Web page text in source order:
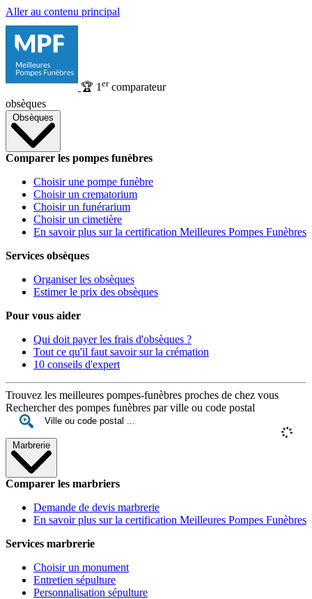
Aller au contenu principal
🏆 1 ercomparateur
obsèques
Obsèques
Comparer les pompes funèbres
Choisir une pompe funèbre
Choisir un crematorium
Choisir un funérarium
Choisir un cimetière
En savoir plus sur la certification Meilleures Pompes Funèbres
Services obsèques
Organiser les obsèques
Estimer le prix des obsèques
Pour vous aider
Qui doit payer les frais d'obsèques ?
Tout ce qu'il faut savoir sur la crémation
10 conseils d'expert
Trouvez les meilleures pompes-funèbres proches de chez vous
Rechercher des pompes funèbres par ville ou code postal
Marbrerie
Comparer les marbriers
Demande de devis marbrerie
En savoir plus sur la certification Meilleures Pompes Funèbres
Services marbrerie
Choisir un monument
Entretien sépulture
Personnalisation sépulture